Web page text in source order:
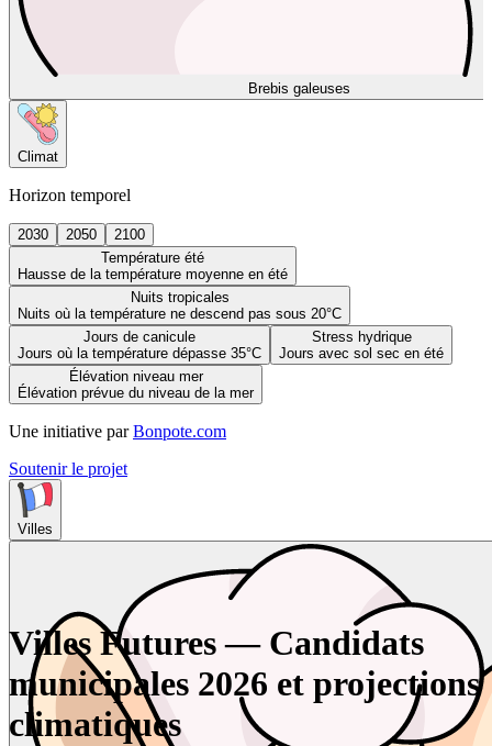
Brebis galeuses
Climat
Horizon temporel
2030 2050
2100
Température été
Hausse de la température moyenne en été
Nuits tropicales
Nuits où la température ne descend pas sous 20°C
Jours de canicule
Jours où la température dépasse 35°C
Stress hydrique
Jours avec sol sec en été
Élévation niveau mer
Élévation prévue du niveau de la mer
Une initiative par Bonpote.com
Soutenir le projet
Villes
Villes Futures — Candidats
municipales 2026 et projections
climatiques